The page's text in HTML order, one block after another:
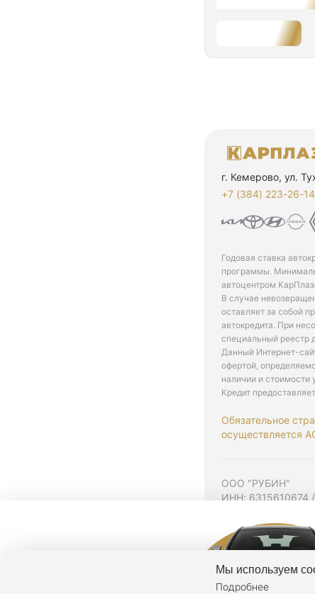
г. Кемерово, ул.
+7 (384) 223-26-14‬
Годовая ставка
программы.
автоцентром
В случае
оставляет за собой
автокредита. При
специальный реестр
Данный Интернет-
офертой,
наличии и стоимости
Кредит
Обязательное
осуществляется
ООО "РУБИН"
ИНН: 6315610674
Согласие на
Политика
Мы используем
Подробнее